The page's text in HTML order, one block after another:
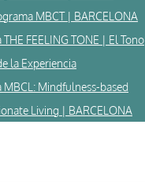
MBCT | BARCELONA
FEELING TONE | El Tono
la Experiencia
MBCL: Mindfulness-based
Living | BARCELONA